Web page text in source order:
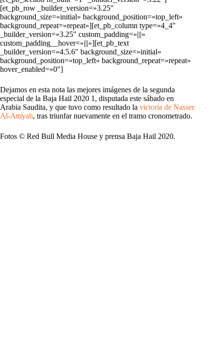
[et_pb_row _builder_version=»3.25″
background_size=»initial» background_position=»top_left»
background_repeat=»repeat»][et_pb_column type=»4_4″
_builder_version=»3.25″ custom_padding=»|||»
custom_padding__hover=»|||»][et_pb_text
_builder_version=»4.5.6″ background_size=»initial»
background_position=»top_left» background_repeat=»repeat»
hover_enabled=»0″]
Dejamos en esta nota las mejores imágenes de la segunda
especial de la Baja Hail 2020 1, disputada este sábado en
Arabia Saudita, y que tuvo como resultado la victoria de Nasser
Al-Attiyah, tras triunfar nuevamente en el tramo cronometrado.
Fotos © Red Bull Media House y prensa Baja Hail 2020.